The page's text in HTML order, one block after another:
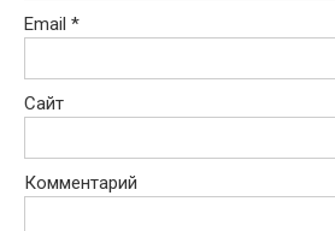
Email *
Сайт
Комментарий